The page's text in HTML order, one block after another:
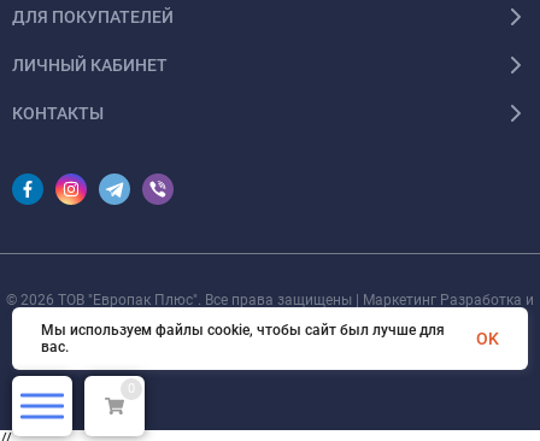
ДЛЯ ПОКУПАТЕЛЕЙ
ЛИЧНЫЙ КАБИНЕТ
КОНТАКТЫ
© 2026 ТОВ "Европак Плюс". Все права защищены | Маркетинг Разработка и
0
Мы используем файлы cookie, чтобы сайт был лучше для
вас.
OK